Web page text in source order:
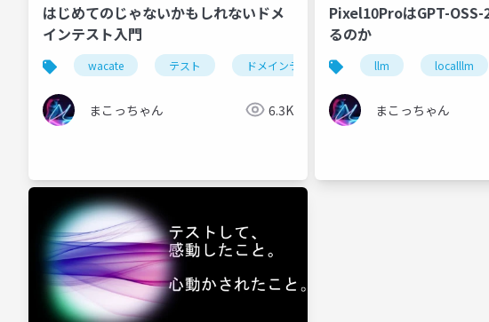
はじめてのじゃないかもしれないドメ
インテスト入門
wacate テスト ドメインテスト
まこっちゃん 6.3K
Pixel10ProはGPT-OSS-
るのか
llm localllm
まこっちゃん